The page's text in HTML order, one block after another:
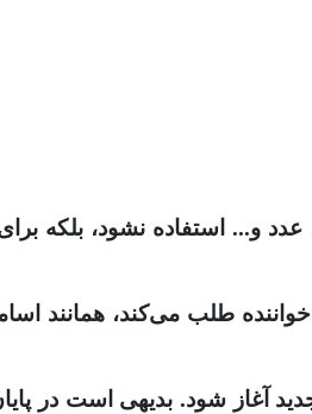
استفاده نشود، بلکه
طلب می‌کند، همانند
آغاز شود. بدیهی است در